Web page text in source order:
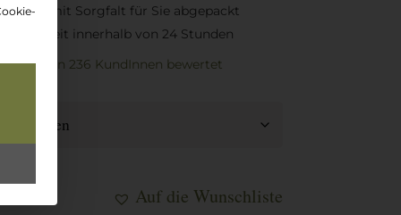
und mit Sorgfalt für Sie abgepackt
innerhalb von 24 Stunden
5
von 236 KundInnen bewertet
Auf die Wunschliste